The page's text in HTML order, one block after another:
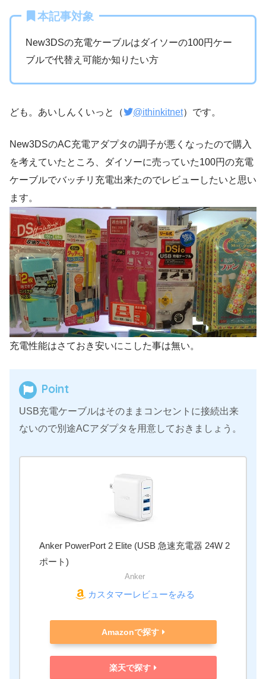
本記事対象
New3DSの充電ケーブルはダイソーの100円ケー
ブルで代替え可能か知りたい方
ども。あいしんくいっと（ @ithinkitnet）です。
New3DSのAC充電アダプタの調子が悪くなったので購入
を考えていたところ、ダイソーに売っていた100円の充電
ケーブルでバッチリ充電出来たのでレビューしたいと思い
ます。
充電性能はさておき安いにこした事は無い。
Point
USB充電ケーブルはそのままコンセントに接続出来
ないので別途ACアダプタを用意しておきましょう。
Anker PowerPort 2 Elite (USB 急速充電器 24W 2
ポート)
Anker
カスタマーレビューをみる
Amazonで探す
楽天で探す